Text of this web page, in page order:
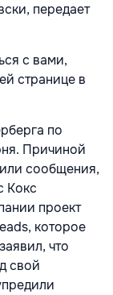
передает
с вами,
странице в
по
Причиной
сообщения,
Кокс
проект
которое
что
свой